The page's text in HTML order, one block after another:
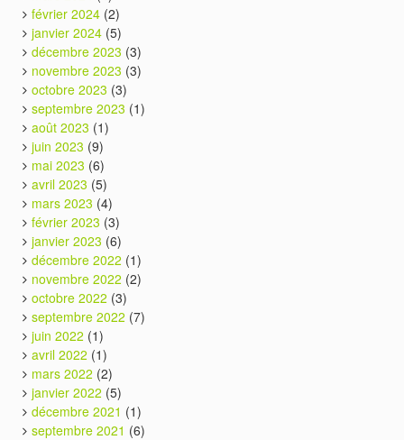
février 2024 (2)
janvier 2024 (5)
décembre 2023 (3)
novembre 2023 (3)
octobre 2023 (3)
septembre 2023 (1)
août 2023 (1)
juin 2023 (9)
mai 2023 (6)
avril 2023 (5)
mars 2023 (4)
février 2023 (3)
janvier 2023 (6)
décembre 2022 (1)
novembre 2022 (2)
octobre 2022 (3)
septembre 2022 (7)
juin 2022 (1)
avril 2022 (1)
mars 2022 (2)
janvier 2022 (5)
décembre 2021 (1)
septembre 2021 (6)